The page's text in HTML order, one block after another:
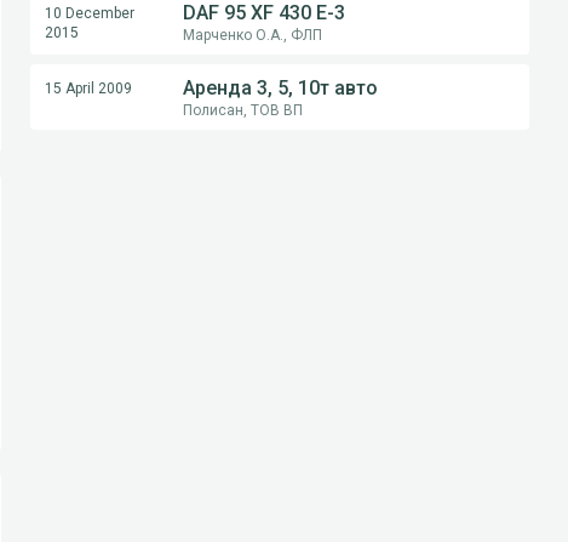
10 December
2015
DAF 95 XF 430 E-3
Марченко О.А., ФЛП
15 April 2009 Аренда 3, 5, 10т авто
Полисан, ТОВ ВП